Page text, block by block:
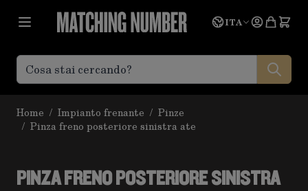
Lingua
ITA
Home / Impianto frenante / Pinze
/ Pinza freno posteriore sinistra ate
PINZA FRENO POSTERIORE SINISTRA